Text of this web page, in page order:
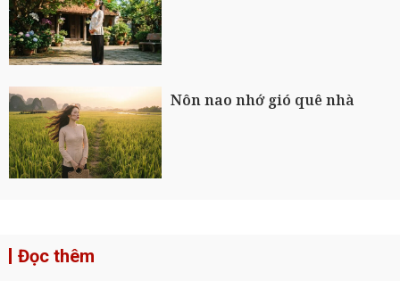
Nôn nao nhớ gió quê nhà
Đọc thêm